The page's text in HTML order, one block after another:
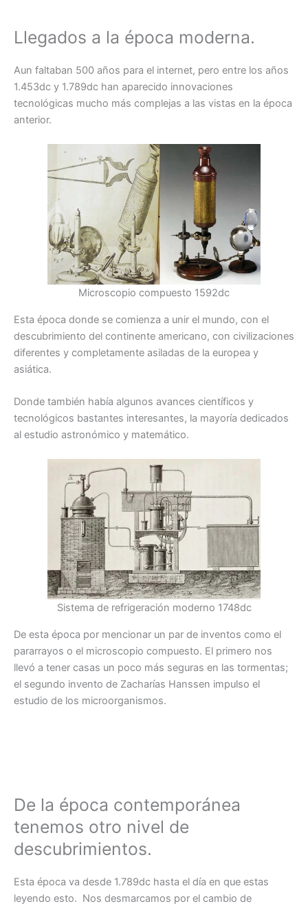
Llegados a la época moderna.
Aun faltaban 500 años para el internet, pero entre los años
1.453dc y 1.789dc han aparecido innovaciones
tecnológicas mucho más complejas a las vistas en la época
anterior.
Microscopio compuesto 1592dc
Esta época donde se comienza a unir el mundo, con el
descubrimiento del continente americano, con civilizaciones
diferentes y completamente asiladas de la europea y
asiática.
Donde también había algunos avances científicos y
tecnológicos bastantes interesantes, la mayoría dedicados
al estudio astronómico y matemático.
Sistema de refrigeración moderno 1748dc
De esta época por mencionar un par de inventos como el
pararrayos o el microscopio compuesto. El primero nos
llevó a tener casas un poco más seguras en las tormentas;
el segundo invento de Zacharías Hanssen impulso el
estudio de los microorganismos.
De la época contemporánea
tenemos otro nivel de
descubrimientos.
Esta época va desde 1.789dc hasta el día en que estas
leyendo esto. Nos desmarcamos por el cambio de